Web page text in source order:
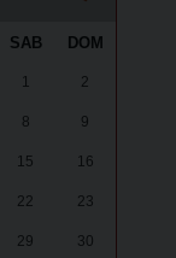
SAB DOM
1 2
8 9
15 16
22 23
29 30